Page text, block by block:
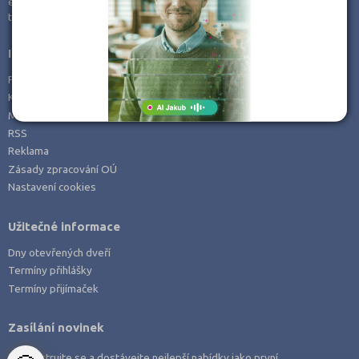
Zemědělské a ekologické
tel:
+420 606 411 115
Informace
Prohlášení o přístupnosti
Kontakt
Mapa serveru
RSS
Reklama
Zásady zpracování OÚ
Nastavení cookies
Užitečné informace
Dny otevřených dveří
Termíny přihlášky
Termíny přijímaček
Zasílání novinek